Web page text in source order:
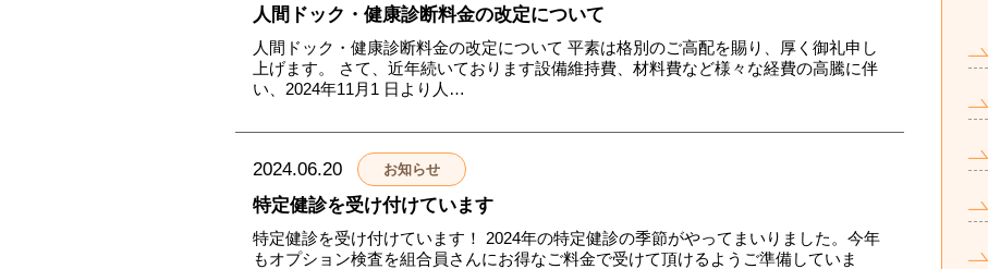
人間ドック・健康診断料金の改定について
人間ドック・健康診断料金の改定について 平素は格別のご高配を賜り、厚く御礼申し
上げます。 さて、近年続いております設備維持費、材料費など様々な経費の高騰に伴
い、2024年11月1 日より人…
2024.06.20 お知らせ
特定健診を受け付けています
特定健診を受け付けています！ 2024年の特定健診の季節がやってまいりました。今年
もオプション検査を組合員さんにお得なご料金で受けて頂けるようご準備していま